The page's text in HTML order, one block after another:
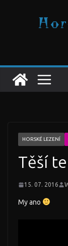
HORSKÉ LEZENÍ
Těší
15. 07. 2016
My ano